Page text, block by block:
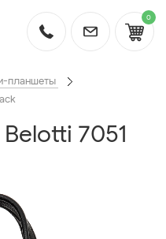
0
планшеты
7051